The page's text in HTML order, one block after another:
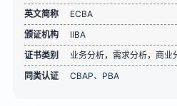
英文简称
ECBA
颁证机构
IIBA
证书类别
业务分析，需求分析，商业
同类认证
CBAP、 PBA